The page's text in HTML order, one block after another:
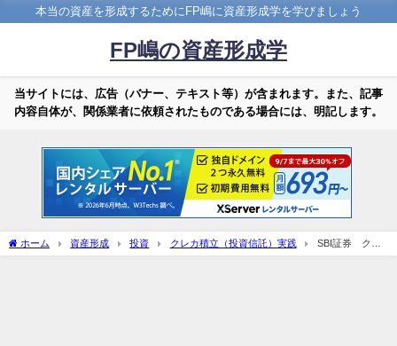
本当の資産を形成するためにFP嶋に資産形成学を学びましょう
FP嶋の資産形成学
当サイトには、広告（バナー、テキスト等）が含まれます。また、記事
内容自体が、関係業者に依頼されたものである場合には、明記します。
ホーム 資産形成 投資 クレカ積立（投資信託）実践
SBI証券 クレ
カ投信積立結果 23月目